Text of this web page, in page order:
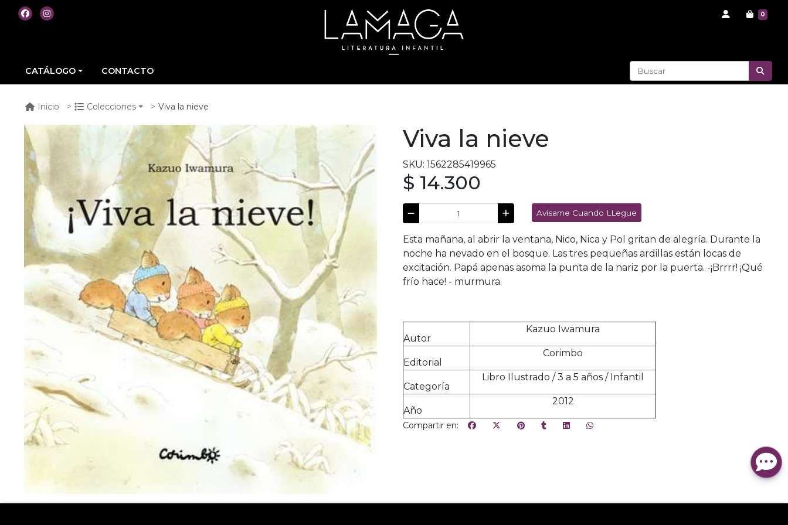
0
CATÁLOGO CONTACTO
Inicio Colecciones Viva la nieve
Viva la nieve
SKU: 1562285419965
$ 14.300
Avísame Cuando LLegue
Esta mañana, al abrir la ventana, Nico, Nica y Pol gritan de alegría. Durante la
noche ha nevado en el bosque. Las tres pequeñas ardillas están locas de
excitación. Papá apenas asoma la punta de la nariz por la puerta. -¡Brrrr! ¡Qué
frío hace! - murmura.
Autor
Kazuo Iwamura
Editorial
Corimbo
Categoría
Libro Ilustrado / 3 a 5 años / Infantil
Año
2012
Compartir en: